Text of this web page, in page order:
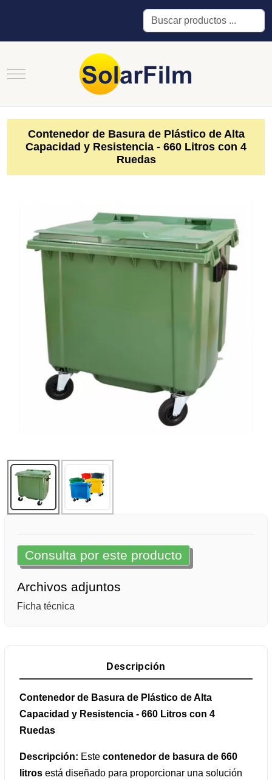
Buscar
Mobile Menu Toggle
Contenedor de Basura de Plástico de Alta
Capacidad y Resistencia - 660 Litros con 4
Ruedas
Consulta por este producto
Archivos adjuntos
Ficha técnica
Descripción
Contenedor de Basura de Plástico de Alta
Capacidad y Resistencia - 660 Litros con 4
Ruedas
Descripción: Este contenedor de basura de 660
litros está diseñado para proporcionar una solución